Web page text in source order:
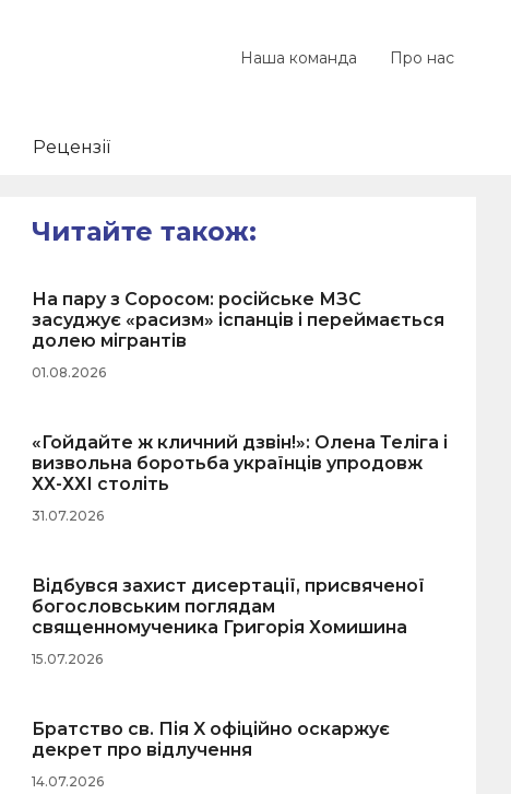
Наша команда Про нас
Рецензії
Читайте також:
На пару з Соросом: російське МЗС
засуджує «расизм» іспанців і переймається
долею мігрантів
01.08.2026
«Гойдайте ж кличний дзвін!»: Олена Теліга і
визвольна боротьба українців упродовж
ХХ-ХХІ століть
31.07.2026
Відбувся захист дисертації, присвяченої
богословським поглядам
священномученика Григорія Хомишина
15.07.2026
Братство св. Пія X офіційно оскаржує
декрет про відлучення
14.07.2026